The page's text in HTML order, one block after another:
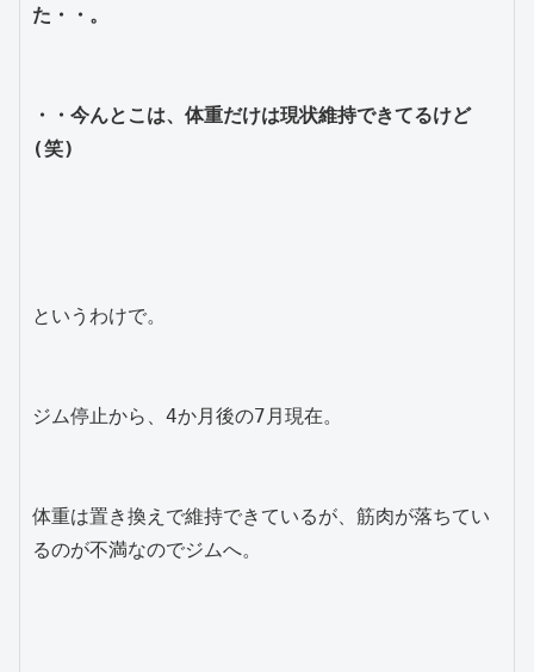
た・・。
・・今んとこは、体重だけは現状維持できてるけど
(笑)
というわけで。
ジム停止から、4か月後の7月現在。
体重は置き換えで維持できているが、筋肉が落ちてい
るのが不満なのでジムへ。